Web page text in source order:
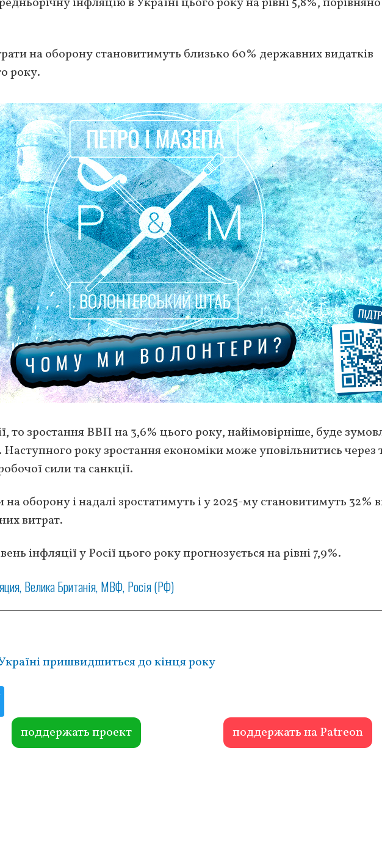
на оборону становитимуть близько 60% державних видатків
року.
то зростання ВВП на 3,6% цього року, найімовірніше, буде
року зростання економіки може уповільнитись через
сили та санкції.
оборону і надалі зростатимуть і у 2025-му становитимуть 32%
витрат.
інфляції у Росії цього року прогнозується на рівні 7,9%.
Велика Британія МВФ Росія (РФ)
пришвидшиться до кінця року
itte
r поддержать проект поддержать на Patreon